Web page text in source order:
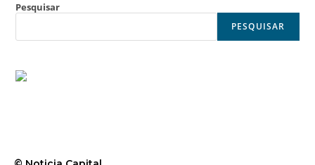
Pesquisar
PESQUISAR